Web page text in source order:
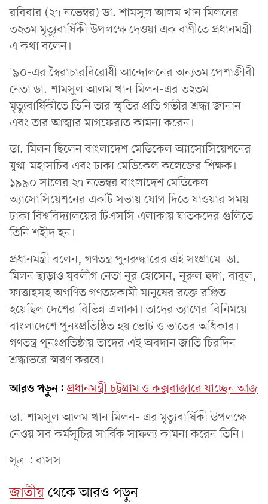
রবিবার (২৭ নভেম্বর) ডা. শামসুল আলম খান মিলনের
৩২তম মৃত্যুবার্ষিকী উপলক্ষে দেওয়া এক বাণীতে প্রধানমন্ত্রী
এ কথা বলেন।
'৯০-এর স্বৈরাচারবিরোধী আন্দোলনের অন্যতম পেশাজীবী
নেতা ডা. শামসুল আলম খান মিলন-এর ৩২তম
মৃত্যুবার্ষিকীতে তিনি তার স্মৃতির প্রতি গভীর শ্রদ্ধা জানান
এবং তার আত্মার মাগফেরাত কামনা করেন।
ডা. মিলন ছিলেন বাংলাদেশ মেডিকেল অ্যাসোসিয়েশনের
যুগ্ম-মহাসচিব এবং ঢাকা মেডিকেল কলেজের শিক্ষক।
১৯৯০ সালের ২৭ নভেম্বর বাংলাদেশ মেডিকেল
অ্যাসোসিয়েশনের একটি সভায় যোগ দিতে যাওয়ার সময়
ঢাকা বিশ্ববিদ্যালয়ের টিএসসি এলাকায় ঘাতকদের গুলিতে
তিনি শহীদ হন।
প্রধানমন্ত্রী বলেন, গণতন্ত্র পুনরুদ্ধারের এই সংগ্রামে ডা.
মিলন ছাড়াও যুবলীগ নেতা নূর হোসেন, নূরুল হুদা, বাবুল,
ফাত্তাহসহ অগণিত গণতন্ত্রকামী মানুষের রক্তে রঞ্জিত
হয়েছিল দেশের বিভিন্ন এলাকা। তাদের ত্যাগের বিনিময়ে
বাংলাদেশে পুনঃপ্রতিষ্ঠিত হয় ভোট ও ভাতের অধিকার।
গণতন্ত্র পুনঃপ্রতিষ্ঠায় তাদের এই অবদান জাতি চিরদিন
শ্রদ্ধাভরে স্মরণ করবে।
আরও পড়ুন: প্রধানমন্ত্রী চট্টগ্রাম ও কক্সবাজারে যাচ্ছেন আজ
ডা. শামসুল আলম খান মিলন- এর মৃত্যুবার্ষিকী উপলক্ষে
নেওয় সব কর্মসূচির সার্বিক সাফল্য কামনা করেন তিনি।
সূত্র : বাসস
জাতীয়থেকে আরও পড়ুন